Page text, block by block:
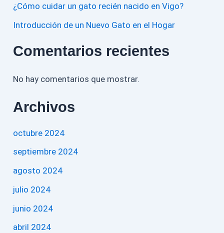
¿Cómo cuidar un gato recién nacido en Vigo?
Introducción de un Nuevo Gato en el Hogar
Comentarios recientes
No hay comentarios que mostrar.
Archivos
octubre 2024
septiembre 2024
agosto 2024
julio 2024
junio 2024
abril 2024